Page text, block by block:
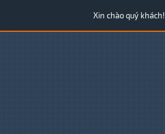
Xin chào quý khách!